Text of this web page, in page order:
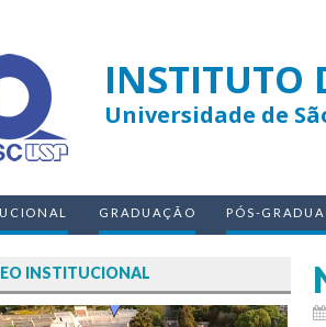
INSTITUTO
Universidade de
GRADUAÇÃO PÓS-
INSTITUCIONAL